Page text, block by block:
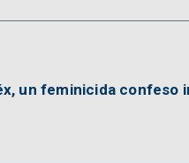
un feminicida confeso